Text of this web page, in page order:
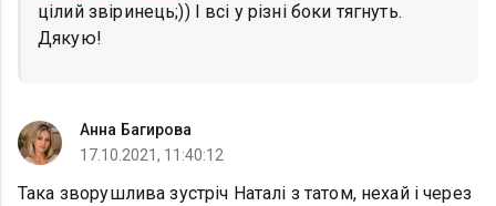
цілий звіринець;)) І всі у різні боки тягнуть.
Дякую!
Анна Багирова
17.10.2021, 11:40:12
Така зворушлива зустріч Наталі з татом, нехай і через